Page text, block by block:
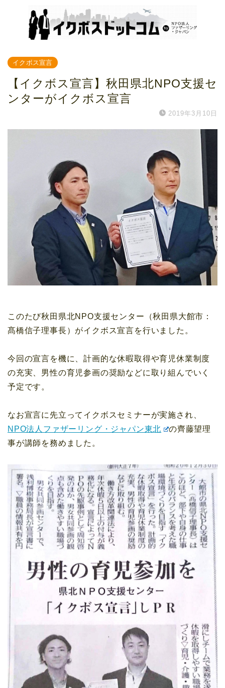
イクボス宣言
【イクボス宣言】秋田県北NPO支援セ
ンターがイクボス宣言
2019年3月10日
このたび秋田県北NPO支援センター（秋田県大館市：
髙橋信子理事長）がイクボス宣言を行いました。
今回の宣言を機に、計画的な休暇取得や育児休業制度
の充実、男性の育児参画の奨励などに取り組んでいく
予定です。
なお宣言に先立ってイクボスセミナーが実施され、
NPO法人ファザーリング・ジャパン東北
の齊藤望理
事が講師を務めました。